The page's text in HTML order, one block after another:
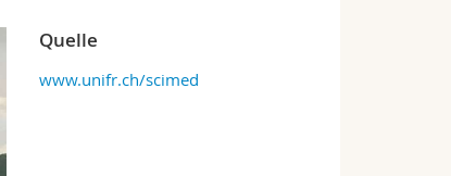
Quelle
www.unifr.ch/scimed